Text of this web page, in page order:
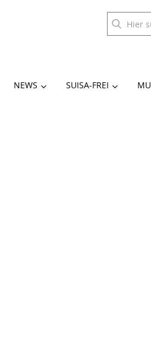
NEWS SUISA-FREI